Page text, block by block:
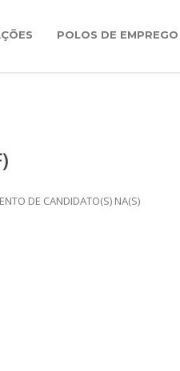
POLOS DE EMPREGO
DE CANDIDATO(S) NA(S)